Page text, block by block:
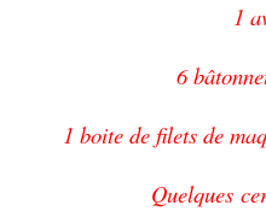
1
6
1 boite de filets de
Quelques